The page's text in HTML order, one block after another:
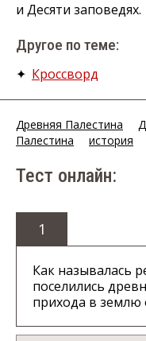
и Десяти заповедях.
Другое по теме:
✦ Кроссворд
Древняя Палестина
Палестина
история
Тест онлайн:
1
Как называлась
поселились
прихода в землю